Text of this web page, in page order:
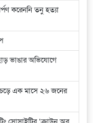
করেননি তনু হত্যা
ভাঙার অভিযোগে
এক মাসে ২৬ জনের